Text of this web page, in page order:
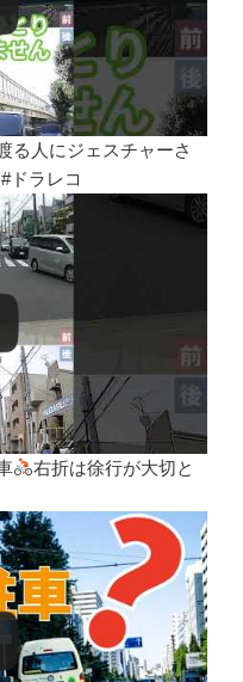
る人にジェスチャーさ
ドラレコ
右折は徐行が大切と